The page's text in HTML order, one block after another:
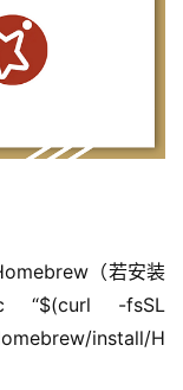
（若安装
-fsSL
install/H